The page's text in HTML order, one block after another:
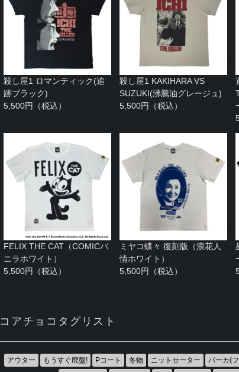
殺し屋1 ロマンティック(追
跡ブラック)
5,500円（税込）
殺し屋1 KAKIHARA VS
SUZUKI(沸騰油グレージュ)
5,500円（税込）
FELIX THE CAT（COMICバ
ニラホワイト）
5,500円（税込）
ミヤコ蝶々 復刻版（浪花人
情ホワイト）
5,500円（税込）
コアチョコタグリスト
アウター もうすぐ廃盤! Pコート 冬物 ニットセーター パーカ(